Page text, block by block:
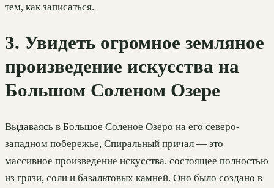
тем, как записаться.
3. Увидеть огромное земляное
произведение искусства на
Большом Соленом Озере
Выдаваясь в Большое Соленое Озеро на его северо-
западном побережье, Спиральный причал — это
массивное произведение искусства, состоящее полностью
из грязи, соли и базальтовых камней. Оно было создано в